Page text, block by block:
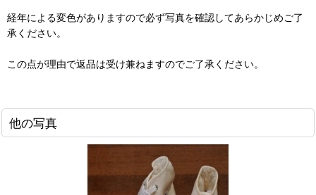
経年による変色がありますので必ず写真を確認してあらかじめご了
承ください。
この点が理由で返品は受け兼ねますのでご了承ください。
他の写真